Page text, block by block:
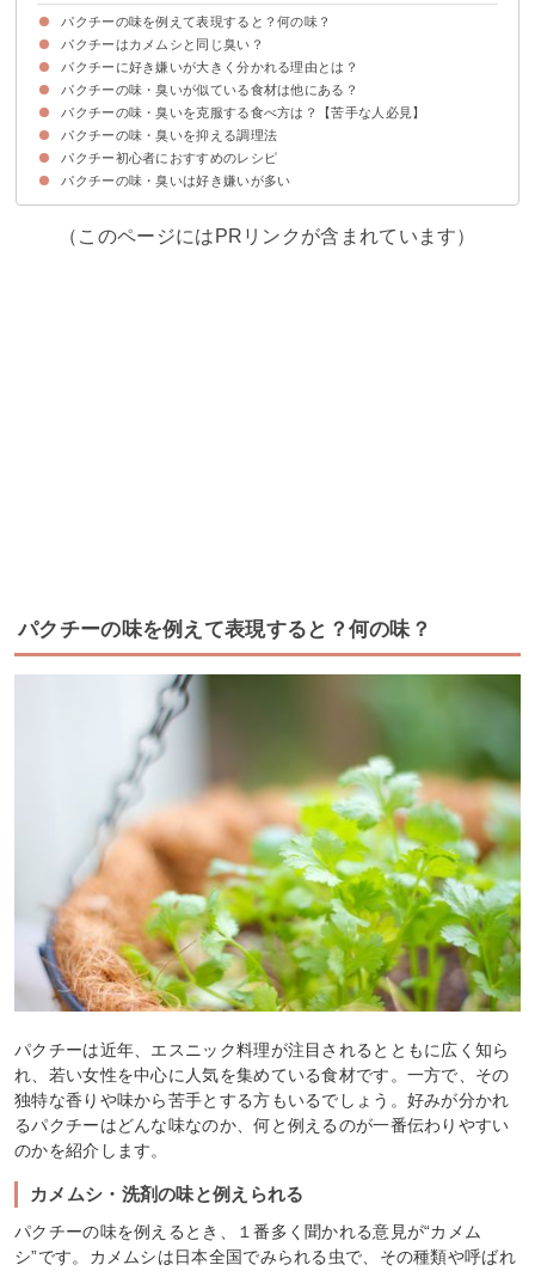
パクチーの味を例えて表現すると？何の味？
カメムシ・洗剤の味と例えられる
パクチーはカメムシと同じ臭い？
「コリアンダー」はギリシア語で「カメムシ」
パクチーの匂い成分がカメムシと同じ
パクチーに好き嫌いが大きく分かれる理由とは？
嗅覚受容体の遺伝子が深く関係している
パクチーの味・臭いが似ている食材は他にある？
①ドクダミ
②三つ葉
③セロリの葉
④セリ
パクチーの味・臭いを克服する食べ方は？【苦手な人必見】
①ドレッシングと一緒に食べる
②刻んで食べない
③時間をおいて挑戦する
パクチーの味・臭いを抑える調理法
①乾燥させる
②加熱調理する
③具材に混ぜる
パクチー初心者におすすめのレシピ
①パクチー入り餃子
②アボカドとポテトのパクチーマヨサラダ
③ほうれん草とチーズのインドカレー
④パクチーと豆腐のスープ
⑤エビとパクチーの春雨サラダ
パクチーの味・臭いは好き嫌いが多い
（このページにはPRリンクが含まれています）
パクチーの味を例えて表現すると？何の味？
パクチーは近年、エスニック料理が注目されるとともに広く知ら
れ、若い女性を中心に人気を集めている食材です。一方で、その
独特な香りや味から苦手とする方もいるでしょう。好みが分かれ
るパクチーはどんな味なのか、何と例えるのが一番伝わりやすい
のかを紹介します。
カメムシ・洗剤の味と例えられる
パクチーの味を例えるとき、１番多く聞かれる意見が“カメム
シ”です。カメムシは日本全国でみられる虫で、その種類や呼ばれ